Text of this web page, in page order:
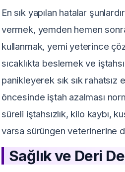
En sık yapılan hatalar
vermek, yemden hemen
kullanmak, yemi yeterince
sıcaklıkta beslemek ve
panikleyerek sık sık
öncesinde iştah azalması
süreli iştahsızlık, kilo kaybı,
varsa sürüngen veterinerine
Sağlık ve Deri